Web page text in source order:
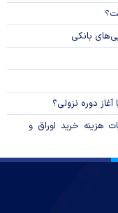
بانکی
خرید اوراق و